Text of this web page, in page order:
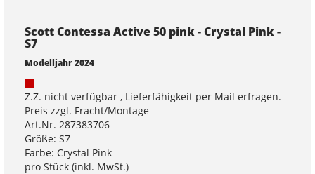
Scott Contessa Active 50 pink - Crystal Pink -
S7
Modelljahr 2024
Z.Z. nicht verfügbar , Lieferfähigkeit per Mail erfragen.
Preis zzgl. Fracht/Montage
Art.Nr. 287383706
Größe: S7
Farbe: Crystal Pink
pro Stück (inkl. MwSt.)